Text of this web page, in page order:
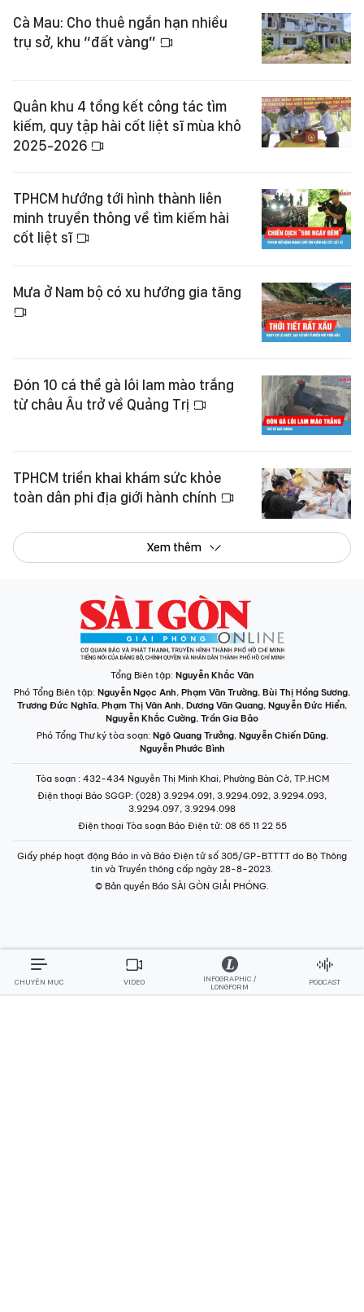
Cà Mau: Cho thuê ngắn hạn nhiều
trụ sở, khu “đất vàng”
Quân khu 4 tổng kết công tác tìm
kiếm, quy tập hài cốt liệt sĩ mùa khô
2025-2026
TPHCM hướng tới hình thành liên
minh truyền thông về tìm kiếm hài
cốt liệt sĩ
Mưa ở Nam bộ có xu hướng gia tăng
Đón 10 cá thể gà lôi lam mào trắng
từ châu Âu trở về Quảng Trị
TPHCM triển khai khám sức khỏe
toàn dân phi địa giới hành chính
Xem thêm
Tổng Biên tập: Nguyễn Khắc Văn
Phó Tổng Biên tập: Nguyễn Ngọc Anh, Phạm Văn Trường, Bùi Thị Hồng Sương,
Trương Đức Nghĩa, Phạm Thị Vân Anh, Dương Văn Quang, Nguyễn Đức Hiển,
Nguyễn Khắc Cường, Trần Gia Bảo
Phó Tổng Thư ký tòa soạn: Ngô Quang Trưởng, Nguyễn Chiến Dũng,
Nguyễn Phước Bình
Tòa soạn : 432-434 Nguyễn Thị Minh Khai, Phường Bàn Cờ, TP.HCM
Điện thoại Báo SGGP: (028) 3.9294.091, 3.9294.092, 3.9294.093,
3.9294.097, 3.9294.098
Điện thoại Tòa soạn Báo Điện tử: 08 65 11 22 55
Giấy phép hoạt động Báo in và Báo Điện tử số 305/GP-BTTTT do Bộ Thông
tin và Truyền thông cấp ngày 28-8-2023.
© Bản quyền Báo SÀI GÒN GIẢI PHÓNG.
CHUYÊN MỤC VIDEO
INFOGRAPHIC /
LONGFORM
PODCAST